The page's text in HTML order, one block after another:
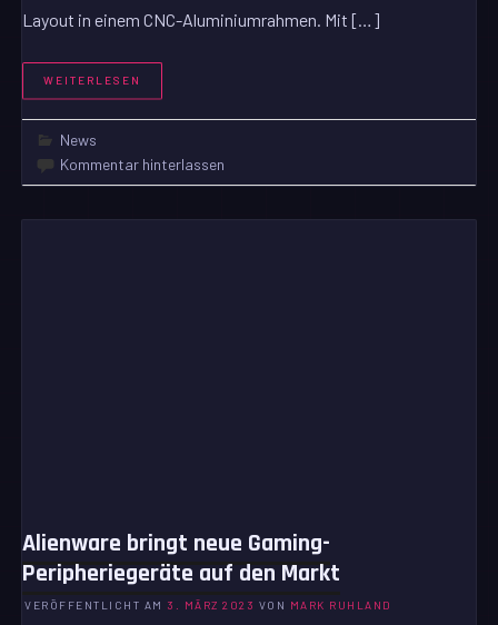
Layout in einem CNC-Aluminiumrahmen. Mit […]
WEITERLESEN
News
Kommentar hinterlassen
Alienware bringt neue Gaming-
Peripheriegeräte auf den Markt
VERÖFFENTLICHT AM 3. MÄRZ 2023 VON MARK RUHLAND